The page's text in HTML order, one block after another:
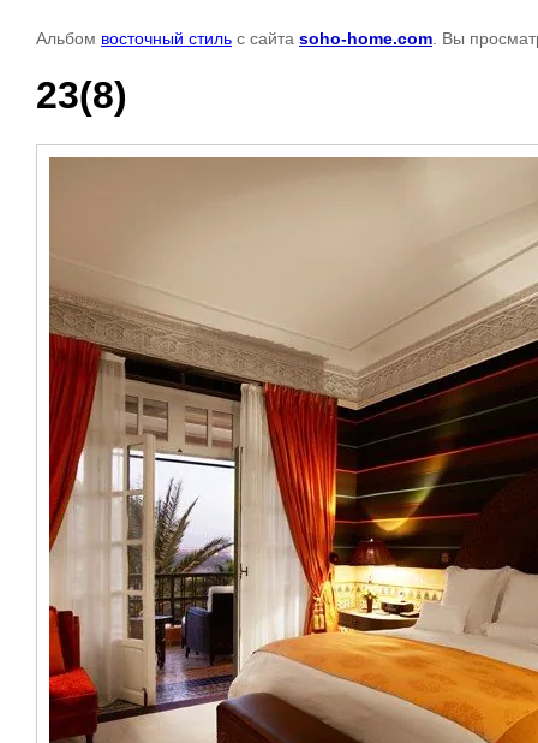
Альбом восточный стиль с сайта soho-home.com . Вы
23(8)